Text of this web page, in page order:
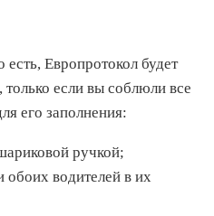
Европротокол будет
только если вы соблюли все
его заполнения:
ручкой;
обоих водителей в их